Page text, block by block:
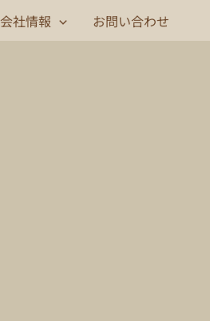
会社情報 お問い合わせ